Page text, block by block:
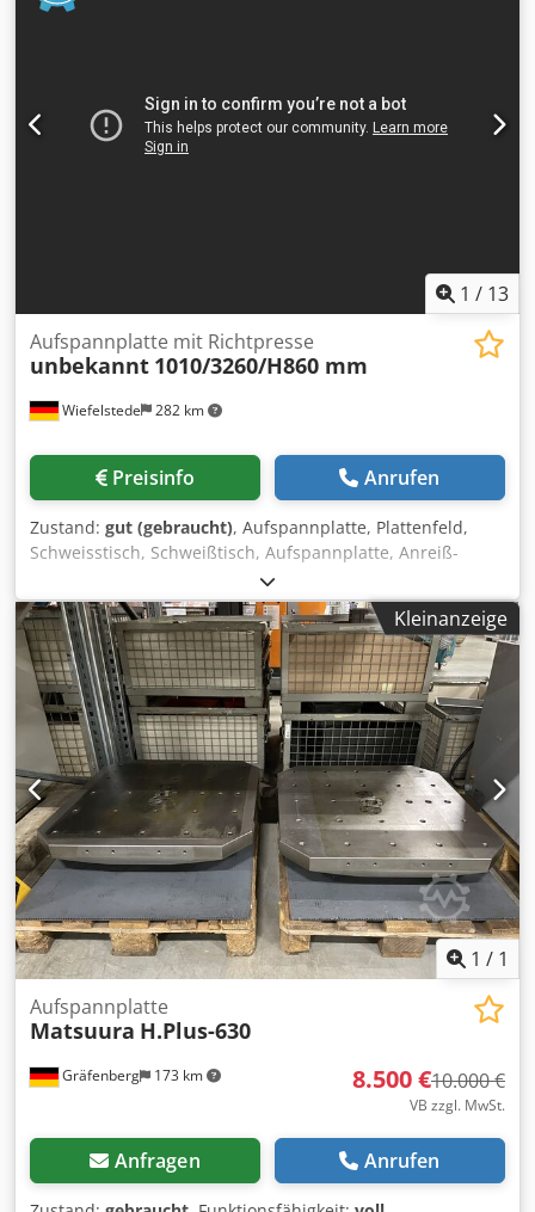
1 / 13
Wiefelstede 282 km
Aufspannplatte mit Richtpresse
unbekannt 1010/3260/H860 mm
Preisinfo Anrufen
Zustand: gut (gebraucht), Aufspannplatte, Plattenfeld,
Schweisstisch, Schweißtisch, Aufspannplatte, Anreiß-
Meßplatte, Meßtisch, Richtplatte, Kurzhub-
Schwerlastzylinder, Hydraulikzylinder, Stützzylinder,
Hydraulikstempel, Druckstempel, Hydraulikpresse,
Biegemaschine, Richtmaschine, Profilrichtanlage,
Bandrichtmaschine, Band-Richtgerät, Wellenricht-Anlage,
kombinierte Biegemaschine-Richtpresse,
Profilbiegemaschine, Biegemaschine Biege-/Richtpresse,
Codpfx Ajzbhqxscgsrf -Aufspannplatte: Aufspannplatte mit
Richtpresse -Länge: 3260 mm -Breite: 1380 mm -
Kolbendurchmesser: Ø 63 mm -Hub: 200 mm -Druckkraft: t
-Abmessung ges.: 3260/1380/H1940 mm -Gewicht: 2820 kg
Kleinanzeige
1 / 1
Gräfenberg 173 km
Aufspannplatte
Matsuura H.Plus-630
8.500 €10.000 €
VB zzgl. MwSt.
Anfragen Anrufen